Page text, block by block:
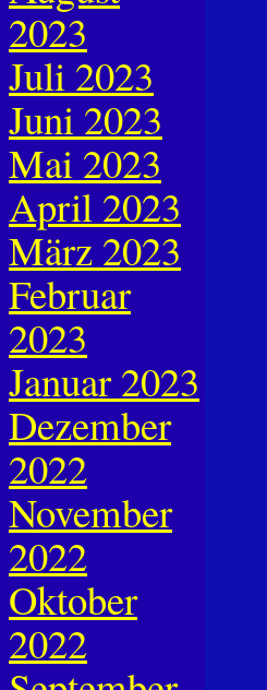
2023
Juli 2023
Juni 2023
Mai 2023
April 2023
März 2023
Februar
2023
Januar 2023
Dezember
2022
November
2022
Oktober
2022